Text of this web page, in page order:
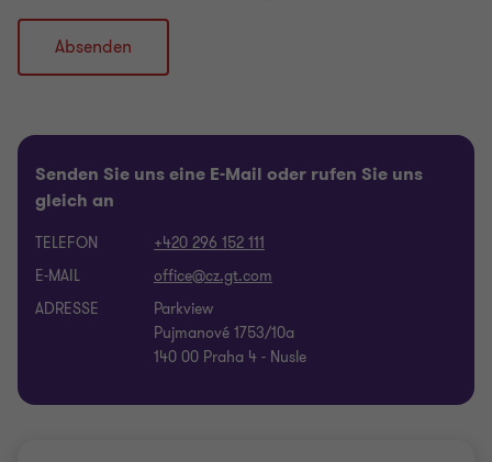
Absenden
Senden Sie uns eine E-Mail oder rufen Sie uns
gleich an
TELEFON
+420 296 152 111
E-MAIL
ADRESSE
Parkview
Pujmanové 1753/10a
140 00 Praha 4 - Nusle